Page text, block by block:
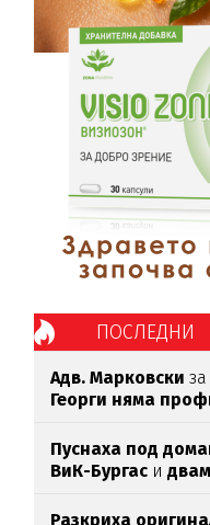
ПОСЛЕДНИ
Адв. Марковски
Георги няма
Пуснаха под
ВиК-Бургас и
Разкриха